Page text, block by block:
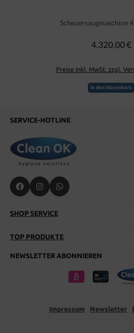
Scheuersaugmaschine
Regulärer
4.320,00 €
Preise inkl. MwSt. zzgl.
In den Warenkorb
SERVICE-HOTLINE
SHOP SERVICE
TOP PRODUKTE
NEWSLETTER ABONNIEREN
Impressum Newsletter